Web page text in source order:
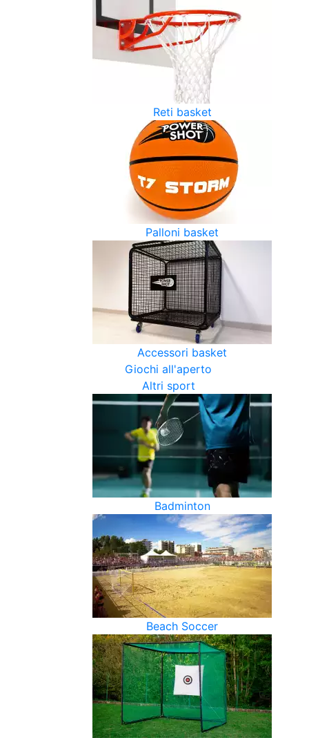
Reti basket
Palloni basket
Accessori basket
Giochi all'aperto
Altri sport
Badminton
Beach Soccer